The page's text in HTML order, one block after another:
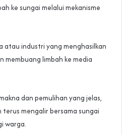
ke sungai melalui mekanisme
atau industri yang menghasilkan
membuang limbah ke media
dan pemulihan yang jelas,
mengalir bersama sungai
warga.